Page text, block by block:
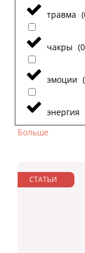
травма (
чакры (0
эмоции (
энергия
Больше
СТАТЬИ